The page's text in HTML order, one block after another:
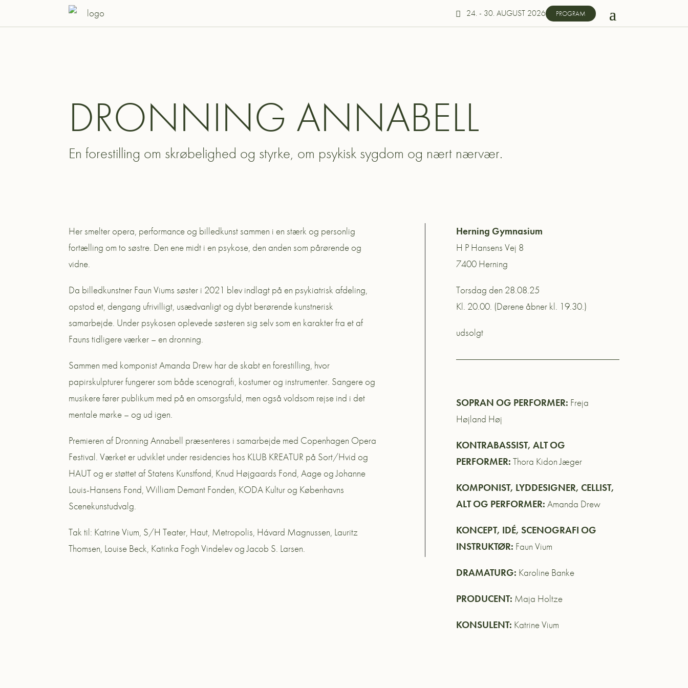
24. - 30. AUGUST 2026 PROGRAM
DRONNING ANNABELL
En forestilling om skrøbelighed og styrke, om psykisk sygdom og nært nærvær.
Her smelter opera, performance og billedkunst sammen i en stærk og personlig
fortælling om to søstre. Den ene midt i en psykose, den anden som pårørende og
vidne.
Da billedkunstner Faun Viums søster i 2021 blev indlagt på en psykiatrisk afdeling,
opstod et, dengang ufrivilligt, usædvanligt og dybt berørende kunstnerisk
samarbejde. Under psykosen oplevede søsteren sig selv som en karakter fra et af
Fauns tidligere værker – en dronning.
Sammen med komponist Amanda Drew har de skabt en forestilling, hvor
papirskulpturer fungerer som både scenografi, kostumer og instrumenter. Sangere og
musikere fører publikum med på en omsorgsfuld, men også voldsom rejse ind i det
mentale mørke – og ud igen.
Premieren af Dronning Annabell præsenteres i samarbejde med Copenhagen Opera
Festival. Værket er udviklet under residencies hos KLUB KREATUR på Sort/Hvid og
HAUT og er støttet af Statens Kunstfond, Knud Højgaards Fond, Aage og Johanne
Louis-Hansens Fond, William Demant Fonden, KODA Kultur og Københavns
Scenekunstudvalg.
Tak til: Katrine Vium, S/H Teater, Haut, Metropolis, Hávard Magnussen, Lauritz
Thomsen, Louise Beck, Katinka Fogh Vindelev og Jacob S. Larsen.
Herning Gymnasium
H P Hansens Vej 8
7400 Herning
Torsdag den 28.08.25
Kl. 20.00. (Dørene åbner kl. 19.30.)
udsolgt
SOPRAN OG PERFORMER: Freja
Højland Høj
KONTRABASSIST, ALT OG
PERFORMER: Thora Kidon Jæger
KOMPONIST, LYDDESIGNER, CELLIST,
ALT OG PERFORMER: Amanda Drew
KONCEPT, IDÉ, SCENOGRAFI OG
INSTRUKTØR: Faun Vium
DRAMATURG: Karoline Banke
PRODUCENT: Maja Holtze
KONSULENT: Katrine Vium